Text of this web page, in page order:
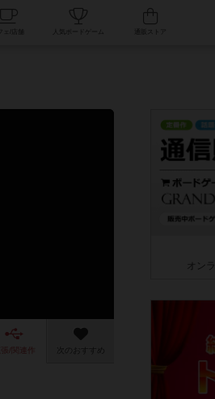
人気ボードゲーム
作 次のおすすめ
オン